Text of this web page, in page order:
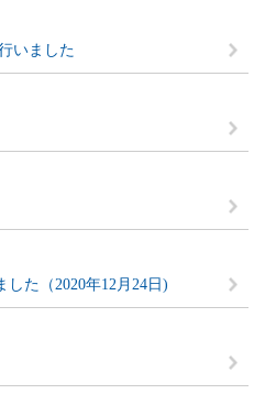
いました
た（2020年12月24日)